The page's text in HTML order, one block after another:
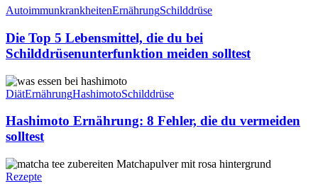
täglich?
Top
Lebensmittel,
die
du
bei
Schilddrüsenunterfunktion
meiden
AutoimmunkrankheitenErnährungSchilddrüse
Die Top 5 Lebensmittel, die du bei
Schilddrüsenunterfunktion meiden solltest
Hashimoto
Ernährung:
Fehler,
die
du
vermeiden
solltest
DiätErnährungHashimotoSchilddrüse
Hashimoto Ernährung: 8 Fehler, die du vermeiden
solltest
Wie
man
Rezepte